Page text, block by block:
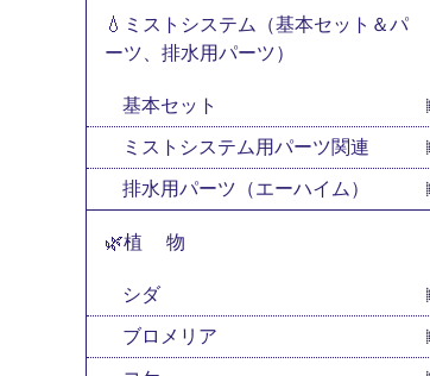
💧ミストシステム（基本セット＆パ
ーツ、排水用パーツ）
基本セット
ミストシステム用パーツ関連
排水用パーツ（エーハイム）
🌿植 物
シダ
ブロメリア